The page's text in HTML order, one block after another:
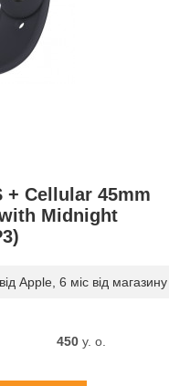
+ Cellular 45mm
Midnight
Apple, 6 міс від магазину
450y. о.